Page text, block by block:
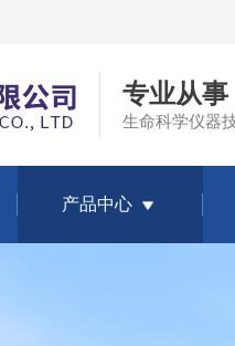
专业从事
生命科学仪器
产品中心